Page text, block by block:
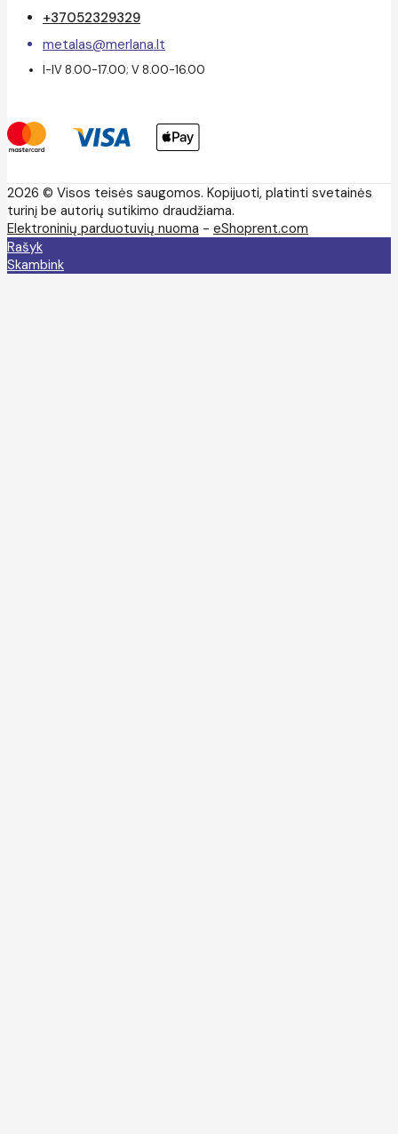
+37052329329
metalas@merlana.lt
I-IV 8.00-17.00; V 8.00-16.00
2026 © Visos teisės saugomos. Kopijuoti, platinti svetainės
turinį be autorių sutikimo draudžiama.
Elektroninių parduotuvių nuoma - eShoprent.com
Rašyk
Skambink